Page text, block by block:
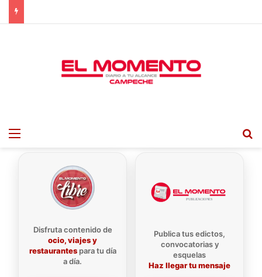
Menu
Disfruta contenido de
ocio, viajes y
restaurantespara tu día
a día.
Publica tus edictos,
convocatorias y
esquelas
Haz llegar tu mensaje